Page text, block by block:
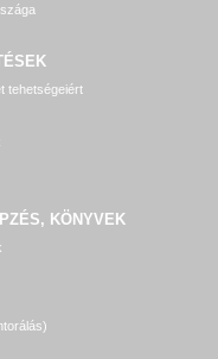
tehetségeiért
KÖNYVEK